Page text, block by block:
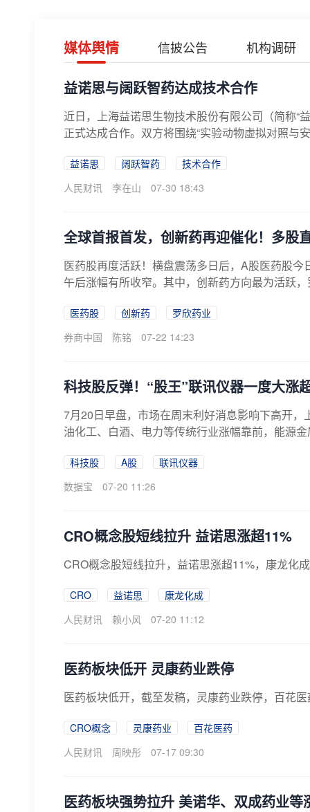
媒体舆情 信披公告 机构调研
益诺思与阔跃智药达成技术合作
近日，上海益诺思生物技术股份有限公司（简称“
正式达成合作。双方将围绕“实验动物虚拟对照与
益诺思 阔跃智药
技术合作
人民财讯
李在山 07-30 18:43
全球首报首发，创新药再迎催化！多股
医药股再度活跃！横盘震荡多日后，A股医药股
午后涨幅有所收窄。其中，创新药方向最为活跃
医药股 创新药
罗欣药业
券商中国
陈铭 07-22 14:23
科技股反弹！“股王”联讯仪器一度大涨
7月20日早盘，市场在周末利好消息影响下高开
油化工、白酒、电力等传统行业涨幅靠前，能源
科技股 A股
联讯仪器
数据宝
07-20 11:26
CRO概念股短线拉升 益诺思涨超11%
CRO概念股短线拉升，益诺思涨超11%，康龙化
CRO 益诺思
康龙化成
人民财讯
赖小风 07-20 11:12
医药板块低开 灵康药业跌停
医药板块低开，截至发稿，灵康药业跌停，百花
CRO概念 灵康药业
百花医药
人民财讯
周映彤 07-17 09:30
医药板块强势拉升 美诺华、双成药业等